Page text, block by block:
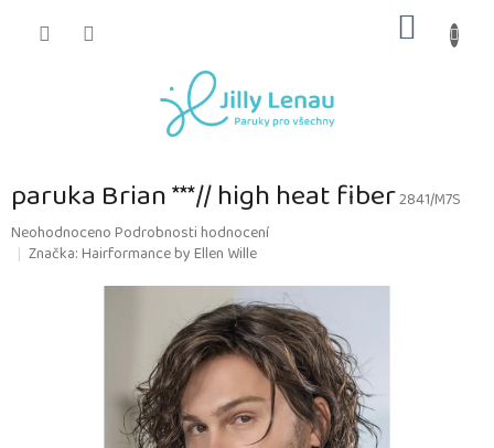
KOŠÍK
paruka Brian ***// high heat fiber2841/M7S
Průměrné
hodnocení
NeohodnocenoPodrobnosti hodnocení
Značka:Hairformance by Ellen Wille